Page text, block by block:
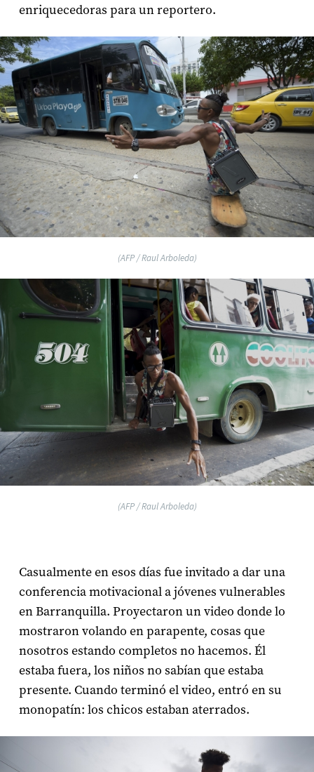
enriquecedoras para un reportero.
(AFP / Raul Arboleda)
(AFP / Raul Arboleda)
Casualmente en esos días fue invitado a dar una
conferencia motivacional a jóvenes vulnerables
en Barranquilla. Proyectaron un video donde lo
mostraron volando en parapente, cosas que
nosotros estando completos no hacemos. Él
estaba fuera, los niños no sabían que estaba
presente. Cuando terminó el video, entró en su
monopatín: los chicos estaban aterrados.